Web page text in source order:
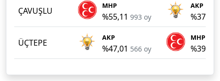
ÇAVUŞLU MHP
%55,11 993 oy
AKP
%37,40
ÜÇTEPE AKP
%47,01 566 oy
MHP
%39,45